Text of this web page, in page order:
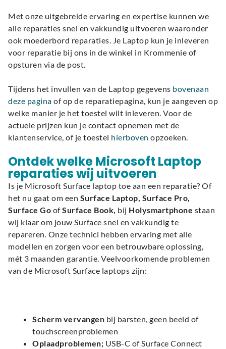
Met onze uitgebreide ervaring en expertise kunnen we
alle reparaties snel en vakkundig uitvoeren waaronder
ook moederbord reparaties. Je Laptop kun je inleveren
voor reparatie bij ons in de winkel in Krommenie of
opsturen via de post.
Tijdens het invullen van de Laptop gegevens bovenaan
deze pagina of op de reparatiepagina, kun je aangeven op
welke manier je het toestel wilt inleveren. Voor de
actuele prijzen kun je contact opnemen met de
klantenservice, of je toestel hierboven opzoeken.
Ontdek welke Microsoft Laptop
reparaties wij uitvoeren
Is je Microsoft Surface laptop toe aan een reparatie? Of
het nu gaat om een Surface Laptop, Surface Pro,
Surface Go ofSurface Book, bij Holysmartphone staan
wij klaar om jouw Surface snel en vakkundig te
repareren. Onze technici hebben ervaring met alle
modellen en zorgen voor een betrouwbare oplossing,
mét 3 maanden garantie. Veelvoorkomende problemen
van de Microsoft Surface laptops zijn:
Scherm vervangen bij barsten, geen beeld of
touchscreenproblemen
Oplaadproblemen; USB-C of Surface Connect